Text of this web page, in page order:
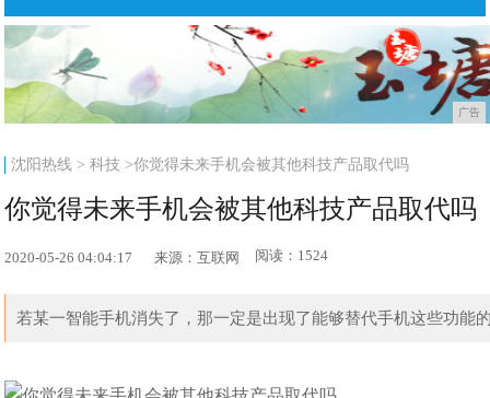
广告
沈阳热线 >科技 >你觉得未来手机会被其他科技产品取代吗
你觉得未来手机会被其他科技产品取代吗
2020-05-26 04:04:17 来源：互联网 阅读：1524
若某一智能手机消失了，那一定是出现了能够替代手机这些功能